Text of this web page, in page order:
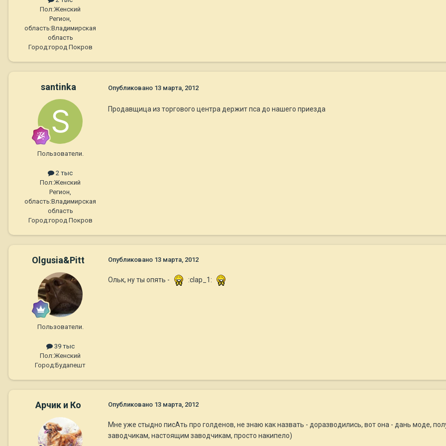
Пол:Женский
Регион,
область:Владимирская
область
Город:город Покров
santinka
Пользователи.
2 тыс
Пол:Женский
Регион,
область:Владимирская
область
Город:город Покров
Опубликовано 13 марта, 2012
Продавщица из торгового центра держит пса до нашего приезда
Olgusia&Pitt
Пользователи.
39 тыс
Пол:Женский
Город:Будапешт
Опубликовано 13 марта, 2012
Ольк, ну ты опять - :clap_1:
Арчик и Ко Опубликовано 13 марта, 2012
Мне уже стыдно писАть про голденов, не знаю как назвать - доразводились, вот она - дань моде,
заводчикам, настоящим заводчикам, просто накипело)